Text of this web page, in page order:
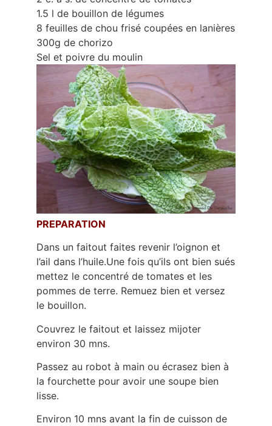
1.5 l de bouillon de légumes
8 feuilles de chou frisé coupées en lanières
300g de chorizo
Sel et poivre du moulin
PREPARATION
Dans un faitout faites revenir l’oignon et
l’ail dans l’huile.Une fois qu’ils ont bien sués
mettez le concentré de tomates et les
pommes de terre. Remuez bien et versez
le bouillon.
Couvrez le faitout et laissez mijoter
environ 30 mns.
Passez au robot à main ou écrasez bien à
la fourchette pour avoir une soupe bien
lisse.
Environ 10 mns avant la fin de cuisson de